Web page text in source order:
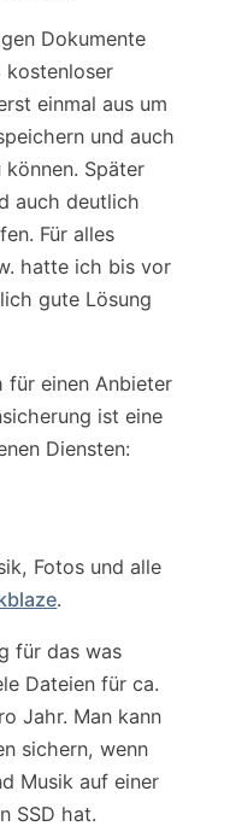
Dokumente
kostenloser
einmal aus um
und auch
Später
auch deutlich
Für alles
hatte ich bis vor
gute Lösung
für einen Anbieter
ist eine
Diensten:
Fotos und alle
.
für das was
Dateien für ca.
Jahr. Man kann
sichern, wenn
Musik auf einer
SSD hat.